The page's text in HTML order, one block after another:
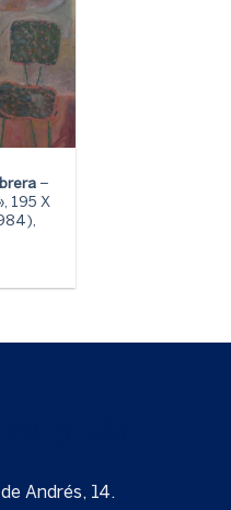
–
195 X
Andrés, 14.